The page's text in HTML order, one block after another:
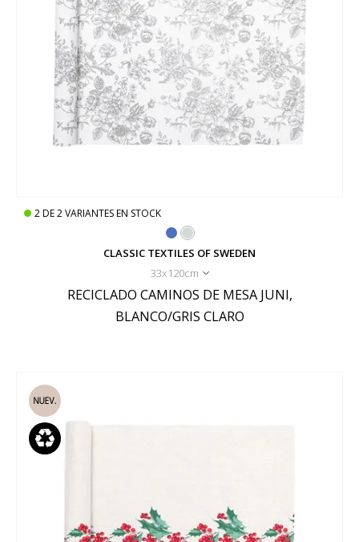
2DE2VARIANTES EN STOCK
CLASSIC TEXTILES OF SWEDEN
33x120cm
RECICLADO CAMINOS DE MESA JUNI,
BLANCO/GRIS CLARO